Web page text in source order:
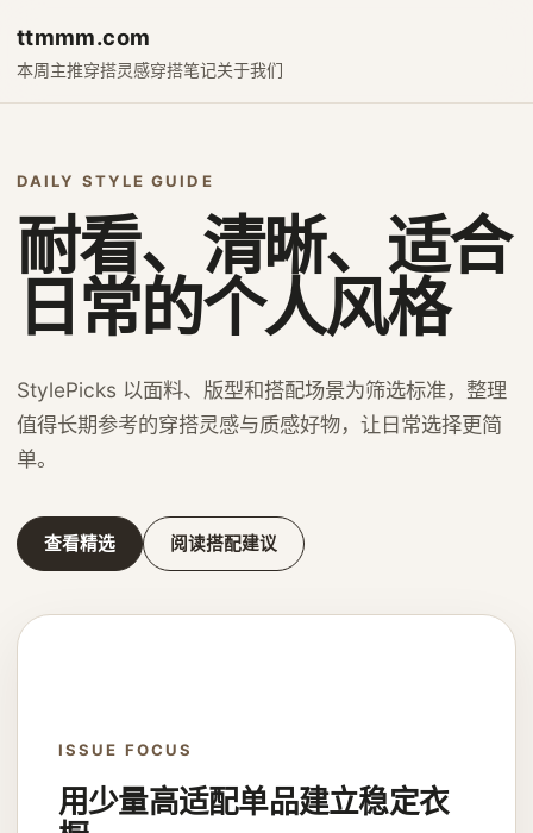
ttmmm.com
本周主推穿搭灵感穿搭笔记关于我们
DAILY STYLE GUIDE
耐看、清晰、适合
日常的个人风格
StylePicks 以面料、版型和搭配场景为筛选标准，整理
值得长期参考的穿搭灵感与质感好物，让日常选择更简
单。
查看精选 阅读搭配建议
ISSUE FOCUS
用少量高适配单品建立稳定衣